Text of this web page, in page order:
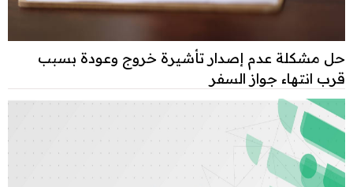
حل مشكلة عدم إصدار تأشيرة خروج وعودة بسبب
قرب انتهاء جواز السفر